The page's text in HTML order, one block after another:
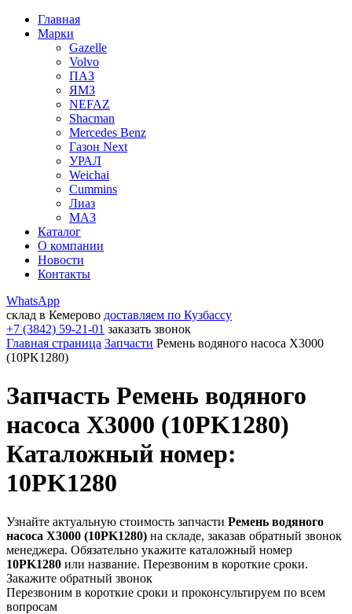
Главная
Марки
Gazelle
Volvo
ПАЗ
ЯМЗ
NEFAZ
Shacman
Mercedes Benz
Газон Next
УРАЛ
Weichai
Cummins
Лиаз
МАЗ
Каталог
О компании
Новости
Контакты
WhatsApp
склад в Кемерово доставляем по Кузбассу
+7 (3842) 59-21-01 заказать звонок
Главная страница Запчасти Ремень водяного насоса X3000
(10PK1280)
Запчасть Ремень водяного
насоса X3000 (10PK1280)
Каталожный номер:
10PK1280
Узнайте актуальную стоимость запчасти Ремень водяного
насоса X3000 (10PK1280) на складе, заказав обратный звонок
менеджера. Обязательно укажите каталожный номер
10PK1280 или название. Перезвоним в короткие сроки.
Закажите обратный звонок
Перезвоним в короткие сроки и проконсультируем по всем
вопросам